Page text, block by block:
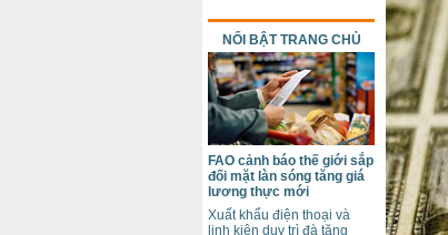
NỔI BẬT TRANG CHỦ
FAO cảnh báo thế giới sắp
đối mặt làn sóng tăng giá
lương thực mới
Xuất khẩu điện thoại và
linh kiện duy trì đà tăng